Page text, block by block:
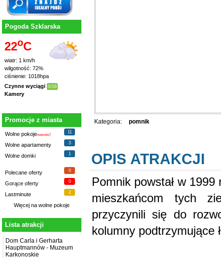
Pogoda Szklarska
22oC
wiatr: 1 km/h
wilgotność: 72%
ciśnienie: 1018hpa
Czynne wyciągi 0/18
Kamery
Promocje z miasta
Wolne pokojenowość!
11
Wolne apartamenty 3
Wolne domki 1
Polecane oferty 0
Gorące oferty 0
Lastminute 2
Więcej na wolne pokoje
Lista atrakcji
Dom Carla i Gerharta
Hauptmannów - Muzeum
Karkonoskie
Kategoria: pomnik
OPIS ATRAKCJI
Pomnik powstał w
mieszkańcom tych
przyczynili się do
kolumny podtrzymujące